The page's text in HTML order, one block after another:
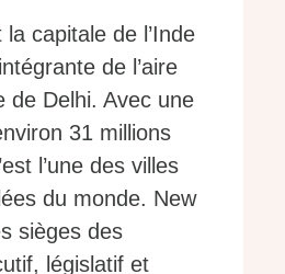
capitale de l’Inde
de l’aire
de Delhi. Avec une
31 millions
l’une des villes
du monde. New
sièges des
législatif et